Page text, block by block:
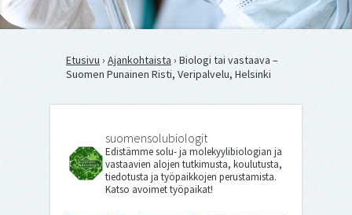
Etusivu › Ajankohtaista › Biologi tai vastaava –
Suomen Punainen Risti, Veripalvelu, Helsinki
suomensolubiologit
Edistämme solu- ja molekyylibiologian ja
vastaavien alojen tutkimusta, koulutusta,
tiedotusta ja työpaikkojen perustamista.
Katso avoimet työpaikat!